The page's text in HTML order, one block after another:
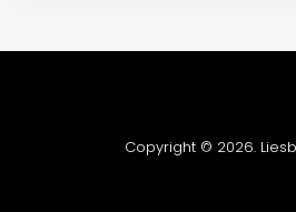
Copyright © 2026.